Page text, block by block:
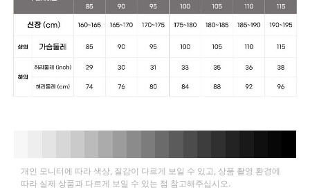
개인 모니터에 따라 색상, 질감이 다르게 보일 수 있고, 상품 촬영 환경에
따라 실제 상품과 다르게 보일 수 있는 점 참고해주십시오.